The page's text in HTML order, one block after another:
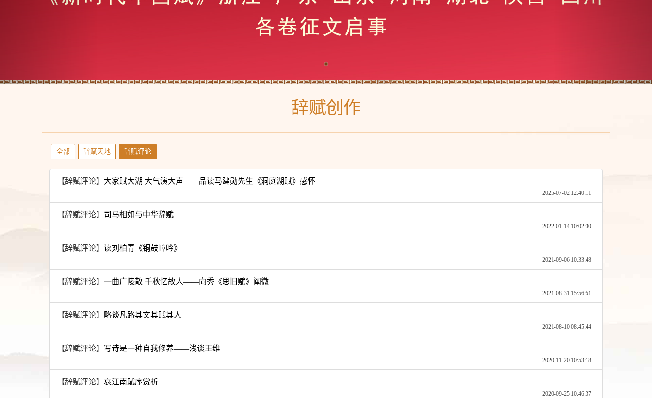
辞赋创作
全部 辞赋天地 辞赋评论
【辞赋评论】 大家赋大湖 大气演大声——品读马建勋先生《洞庭湖赋》感怀
2025-07-02 12:40:11
【辞赋评论】 司马相如与中华辞赋
2022-01-14 10:02:30
【辞赋评论】 读刘柏青《铜鼓嶂吟》
2021-09-06 10:33:48
【辞赋评论】 一曲广陵散 千秋忆故人——向秀《思旧赋》阐微
2021-08-31 15:56:51
【辞赋评论】 略谈凡路其文其赋其人
2021-08-10 08:45:44
【辞赋评论】 写诗是一种自我修养——浅谈王维
2020-11-20 10:53:18
【辞赋评论】 哀江南赋序赏析
2020-09-25 10:46:37